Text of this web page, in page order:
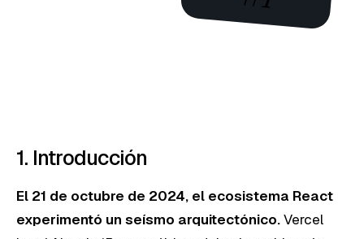
1. Introducción
El 21 de octubre de 2024, el ecosistema React
experimentó un seísmo arquitectónico.Vercel